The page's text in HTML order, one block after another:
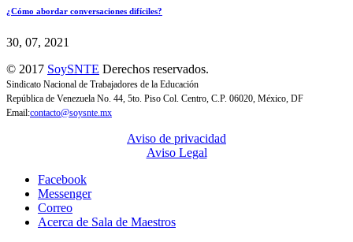
¿Cómo abordar conversaciones difíciles?
30, 07, 2021
© 2017 SoySNTE Derechos reservados.
Sindicato Nacional de Trabajadores de la Educación
República de Venezuela No. 44, 5to. Piso Col. Centro, C.P. 06020, México, DF
Email:contacto@soysnte.mx
Aviso de privacidad
Aviso Legal
Facebook
Messenger
Correo
Acerca de Sala de Maestros